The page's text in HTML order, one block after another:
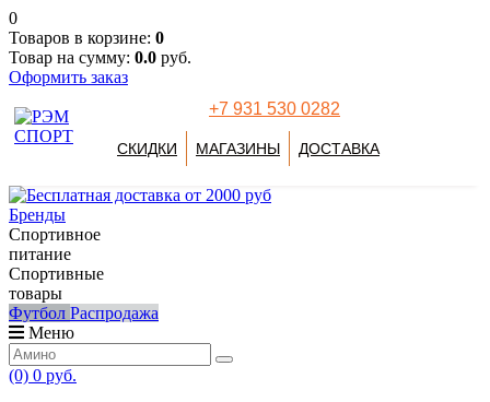
0
Товаров в корзине: 0
Товар на сумму: 0.0 руб.
Оформить заказ
+7 931 530 0282
СКИДКИ МАГАЗИНЫ ДОСТАВКА
Бренды
Спортивное
питание
Спортивные
товары
Футбол Распродажа
Меню
(0) 0 руб.